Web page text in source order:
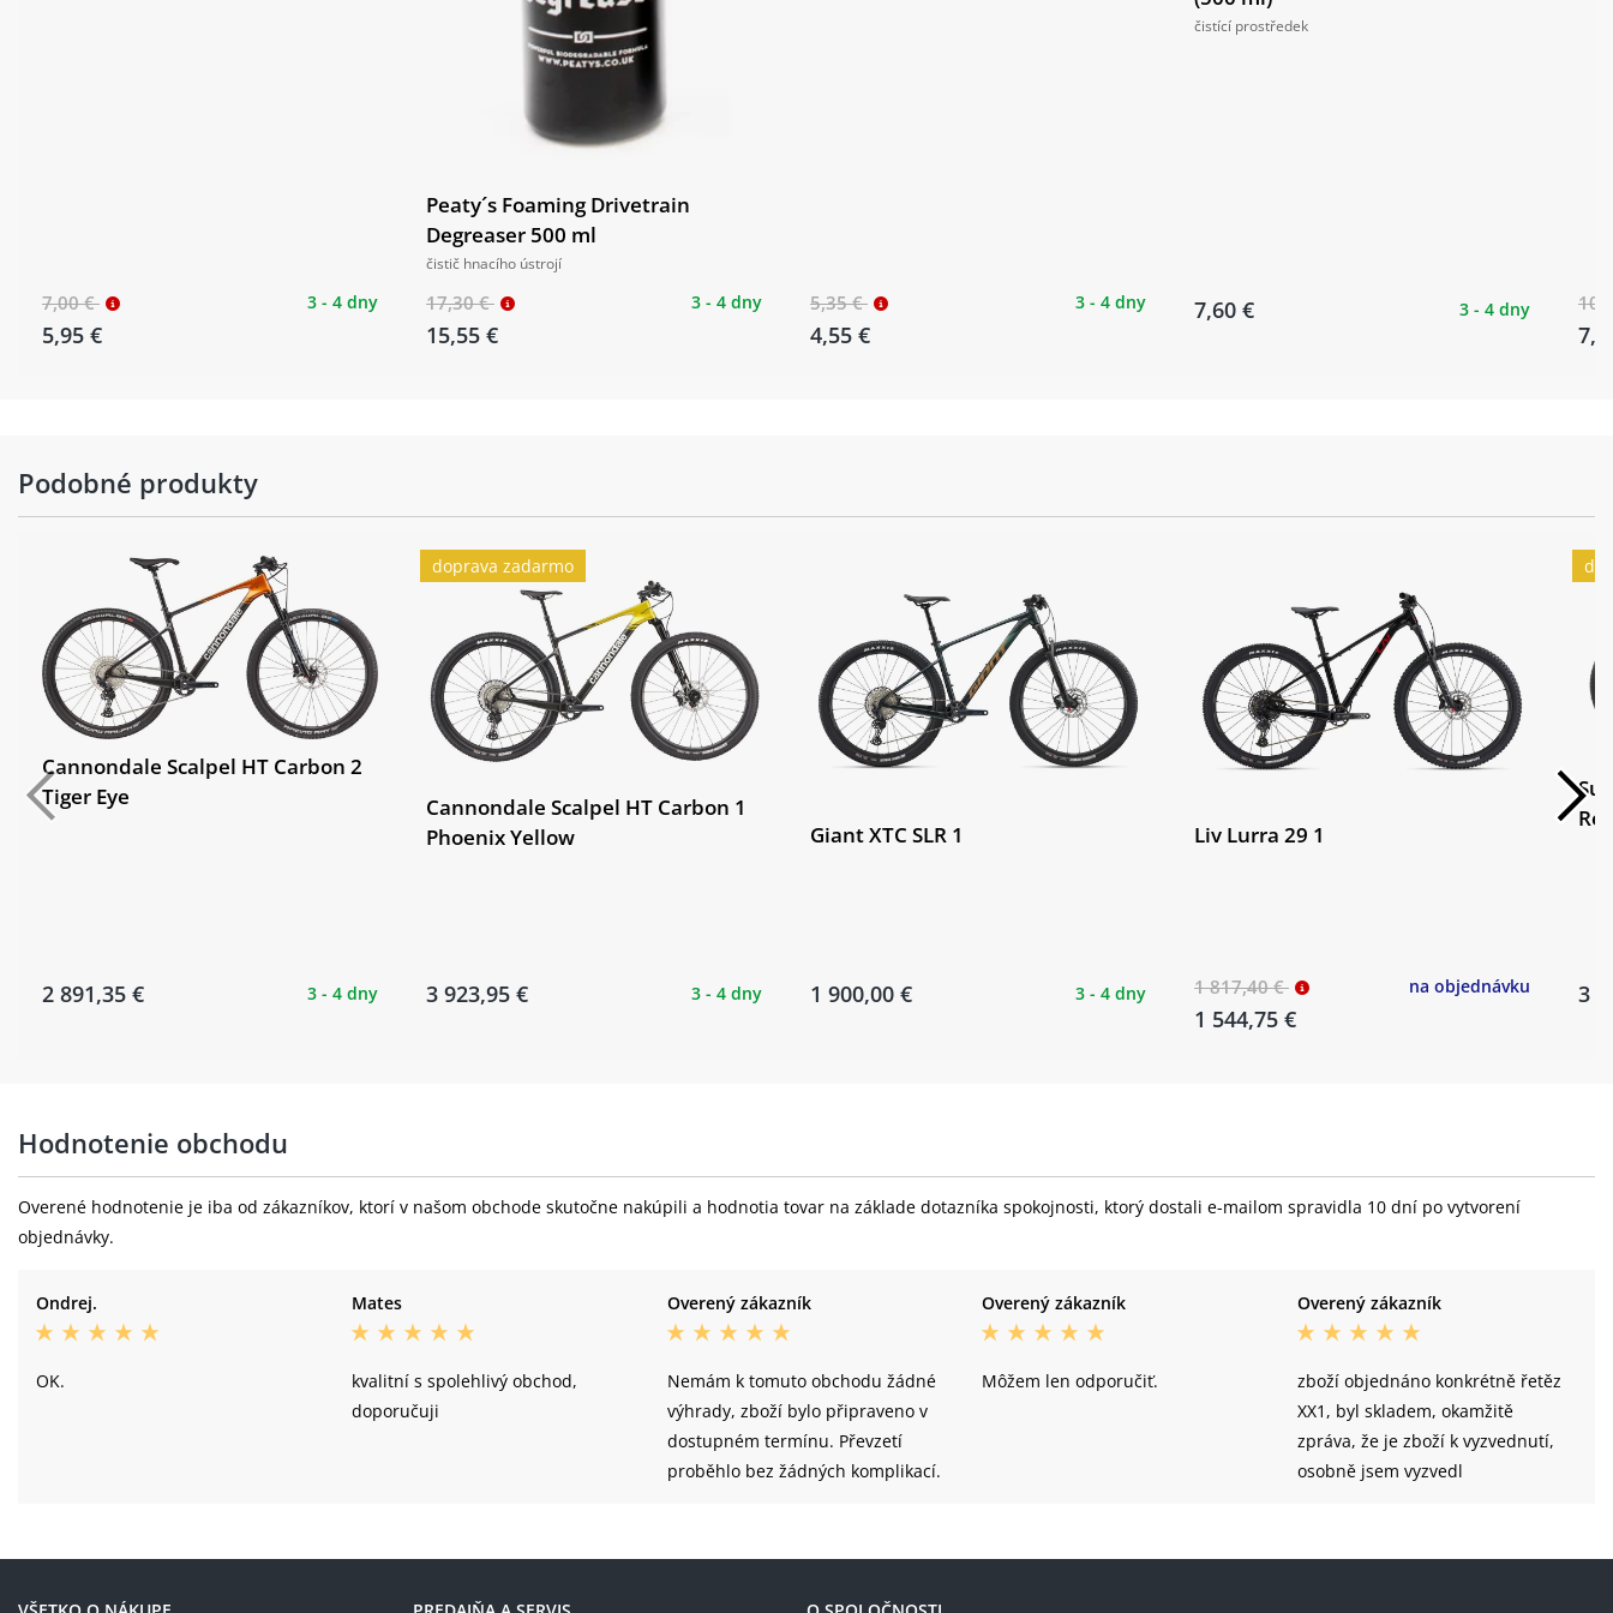
SHIMANO FH-QC300-HM, 32H, CL, M10X135mm, QR Type
7,00 €
5,95 €
3 - 4 dny
Peaty´s Foaming Drivetrain
Degreaser 500 ml
čistič hnacího ústrojí
17,30 €
15,55 €
3 - 4 dny 5,35 €
4,55 €
3 - 4 dny
čistící prostředek
7,60 € 3 - 4 dny
Podobné produkty
Cannondale Scalpel HT Carbon 2
Tiger Eye
2 891,35 € 3 - 4 dny
doprava zadarmo
Cannondale Scalpel HT Carbon 1
Phoenix Yellow
3 923,95 € 3 - 4 dny
Giant XTC SLR 1
1 900,00 € 3 - 4 dny
Liv Lurra 29 1
1 817,40 €
1 544,75 €
na objednávku 3
Hodnotenie obchodu
Overené hodnotenie je iba od zákazníkov, ktorí v našom obchode skutočne nakúpili a hodnotia tovar na základe dotazníka spokojnosti, ktorý dostali e-mailom spravidla 10 dní po vytvorení
objednávky.
Ondrej.
OK.
Mates
kvalitní s spolehlivý obchod,
doporučuji
Overený zákazník
Nemám k tomuto obchodu žádné
výhrady, zboží bylo připraveno v
dostupném termínu. Převzetí
proběhlo bez žádných komplikací.
Overený zákazník
Môžem len odporučiť.
Overený zákazník
zboží objednáno konkrétně řetěz
XX1, byl skladem, okamžitě
zpráva, že je zboží k vyzvednutí,
osobně jsem vyzvedl